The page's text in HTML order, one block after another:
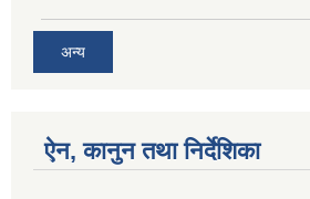
अन्य
ऐन, कानुन तथा निर्देशिका